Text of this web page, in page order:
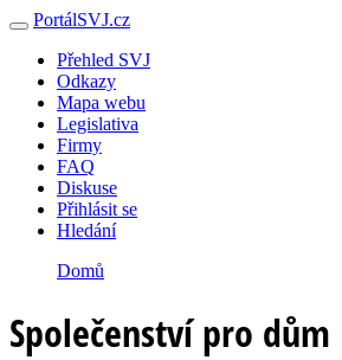
PortálSVJ.cz
Přehled SVJ
Odkazy
Mapa webu
Legislativa
Firmy
FAQ
Diskuse
Přihlásit se
Hledání
Domů
Společenství pro